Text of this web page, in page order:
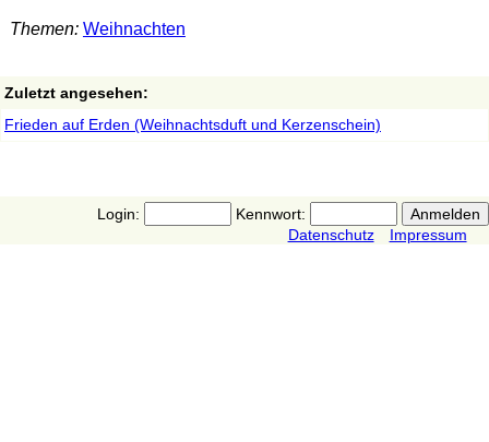
Themen: Weihnachten
Zuletzt angesehen:
Frieden auf Erden (Weihnachtsduft und Kerzenschein)
Login:
Kennwort:
Datenschutz
Impressum